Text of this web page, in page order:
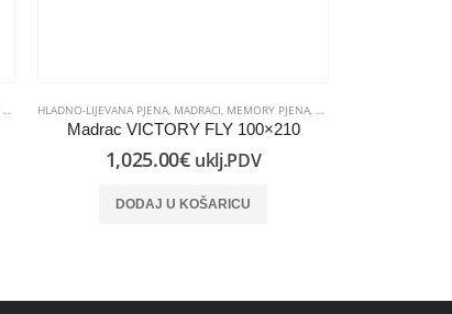
OD PJENEHLADNO-LIJEVANA PJENA, MADRACI, MEMORY PJENA, OD PJENE
Madrac VICTORY FLY 100×210
1,025.00€ uklj.PDV
DODAJ U KOŠARICU